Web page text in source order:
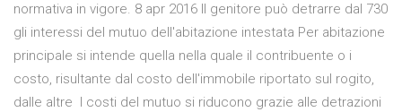
normativa in vigore. 8 apr 2016 Il genitore può detrarre dal 730
gli interessi del mutuo dell'abitazione intestata Per abitazione
principale si intende quella nella quale il contribuente o i
costo, risultante dal costo dell'immobile riportato sul rogito,
dalle altre I costi del mutuo si riducono grazie alle detrazioni